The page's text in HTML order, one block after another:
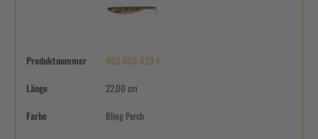
Produktnummer WES-003-029-1
Länge 22,00 cm
Farbe Bling Perch